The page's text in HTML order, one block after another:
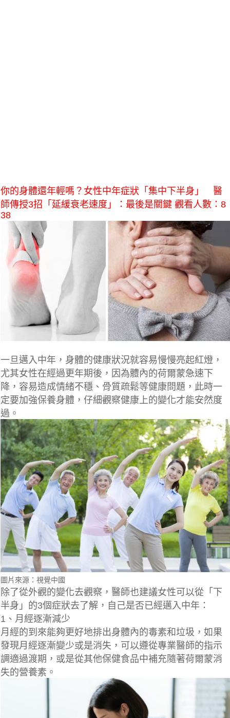
你的身體還年輕嗎？女性中年症狀「集中下半身」 醫
師傳授3招「延緩衰老速度」：最後是關鍵 觀看人數：8
38
一旦邁入中年，身體的健康狀況就容易慢慢亮起紅燈，
尤其女性在經過更年期後 ，因為體內的荷爾蒙急速下
降，容易造成情緒不穩、骨質疏鬆等健康問題 ，此時一
定要加強保養身體，仔細觀察健康上的變化才能安然度
過。
圖片來源：視覺中國
除了從外觀的變化去觀察，醫師也建議女性可以從「下
半身」的3個症狀去了解，自己是否已經邁入中年：
1、月經逐漸減少
月經的到來能夠更好地排出身體內的毒素和垃圾，如果
發現月經逐漸變少或是消失，可以遵從專業醫師的指示
調適過渡期，或是從其他保健食品中補充隨著荷爾蒙消
失的營養素。